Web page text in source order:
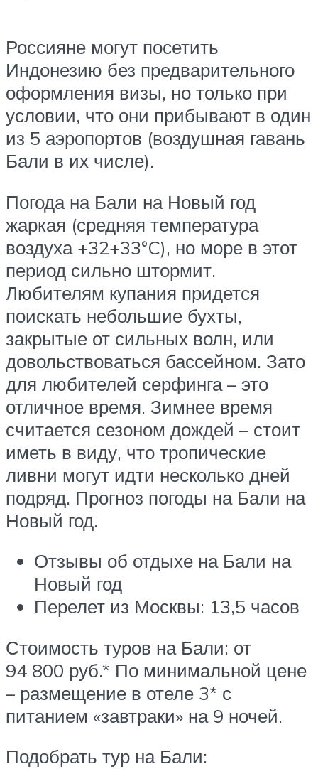
Россияне могут посетить
Индонезию без предварительного
оформления визы, но только при
условии, что они прибывают в один
из 5 аэропортов (воздушная гавань
Бали в их числе).
Погода на Бали на Новый год
жаркая (средняя температура
воздуха +32+33°C), но море в этот
период сильно штормит.
Любителям купания придется
поискать небольшие бухты,
закрытые от сильных волн, или
довольствоваться бассейном. Зато
для любителей серфинга – это
отличное время. Зимнее время
считается сезоном дождей – стоит
иметь в виду, что тропические
ливни могут идти несколько дней
подряд. Прогноз погоды на Бали на
Новый год.
Отзывы об отдыхе на Бали на
Новый год
Перелет из Москвы: 13,5 часов
Стоимость туров на Бали: от
94 800 руб.* По минимальной цене
– размещение в отеле 3* с
питанием «завтраки» на 9 ночей.
Подобрать тур на Бали: